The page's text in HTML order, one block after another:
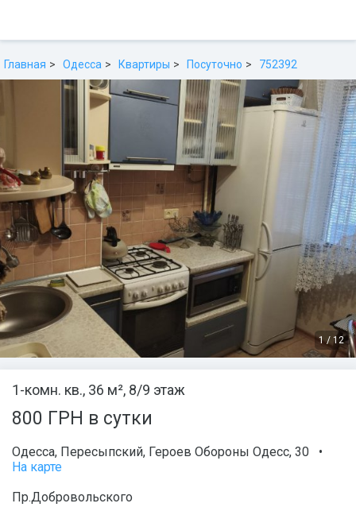
Главная Одесса Квартиры Посуточно 752392
1/ 12
1-комн. кв., 36 м², 8/9 этаж
800 ГРН в сутки
Одесса, Пересыпский, Героев Обороны Одесс, 30
•
На карте
Пр.Добровольского